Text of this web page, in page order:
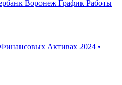
Воронеж График Работы
Активах 2024 •